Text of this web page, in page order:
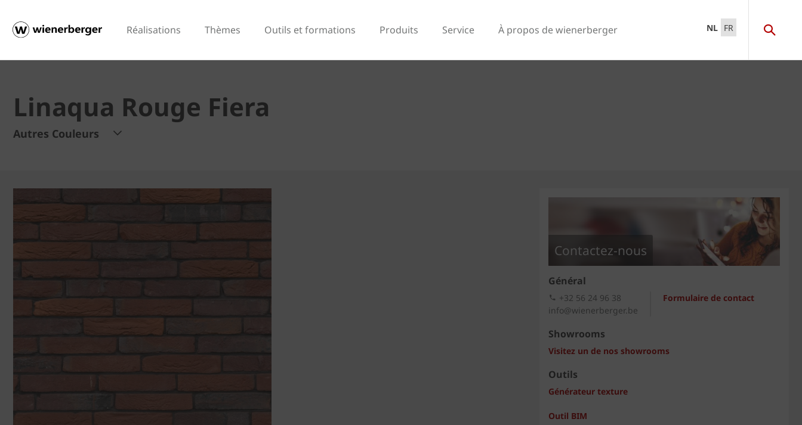
Réalisations Thèmes Outils et formations Produits Service À propos de wienerberger NL FR
Linaqua Rouge Fiera
Autres Couleurs
Contactez-nous
Général
Formulaire de contact
+32 56 24 96 38
info@wienerberger.be
Showrooms
Visitez un de nos showrooms
Outils
Générateur texture
Outil BIM